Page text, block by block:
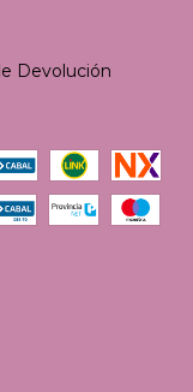
Devolución